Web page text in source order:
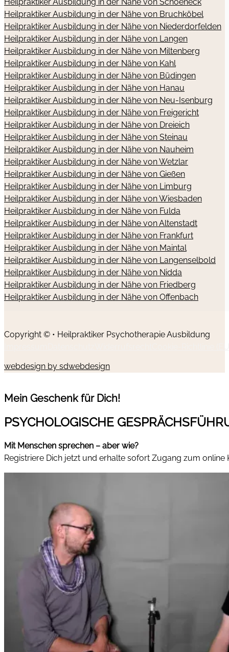
Heilpraktiker Ausbildung in der Nähe von Schoeneck
Heilpraktiker Ausbildung in der Nähe von Bruchköbel
Heilpraktiker Ausbildung in der Nähe von Niederdorfelden
Heilpraktiker Ausbildung in der Nähe von Langen
Heilpraktiker Ausbildung in der Nähe von Miltenberg
Heilpraktiker Ausbildung in der Nähe von Kahl
Heilpraktiker Ausbildung in der Nähe von Büdingen
Heilpraktiker Ausbildung in der Nähe von Hanau
Heilpraktiker Ausbildung in der Nähe von Neu-Isenburg
Heilpraktiker Ausbildung in der Nähe von Freigericht
Heilpraktiker Ausbildung in der Nähe von Dreieich
Heilpraktiker Ausbildung in der Nähe von Steinau
Heilpraktiker Ausbildung in der Nähe von Nauheim
Heilpraktiker Ausbildung in der Nähe von Wetzlar
Heilpraktiker Ausbildung in der Nähe von Gießen
Heilpraktiker Ausbildung in der Nähe von Limburg
Heilpraktiker Ausbildung in der Nähe von Wiesbaden
Heilpraktiker Ausbildung in der Nähe von Fulda
Heilpraktiker Ausbildung in der Nähe von Altenstadt
Heilpraktiker Ausbildung in der Nähe von Frankfurt
Heilpraktiker Ausbildung in der Nähe von Maintal
Heilpraktiker Ausbildung in der Nähe von Langenselbold
Heilpraktiker Ausbildung in der Nähe von Nidda
Heilpraktiker Ausbildung in der Nähe von Friedberg
Heilpraktiker Ausbildung in der Nähe von Offenbach
Copyright © • Heilpraktiker Psychotherapie Ausbildung
webdesign by sdwebdesign
Mein Geschenk für Dich!
PSYCHOLOGISCHE
Mit Menschen sprechen – aber wie?
Registriere Dich jetzt und erhalte sofort Zugang zum online